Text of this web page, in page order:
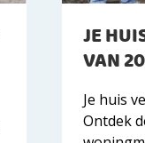
JE
VAN
Je huis
Ontdek